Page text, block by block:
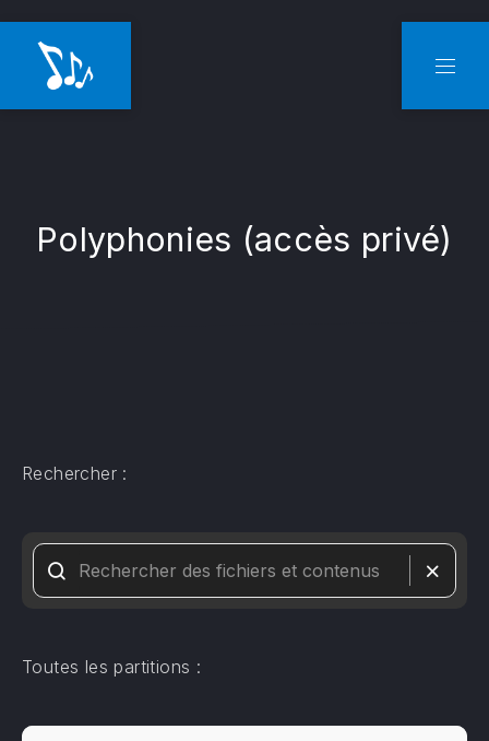
Polyphonies (accès privé)
Rechercher :
Toutes les partitions :